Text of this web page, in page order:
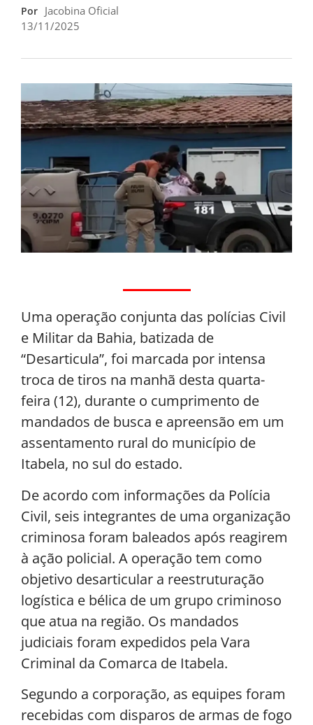
Por Jacobina Oficial
13/11/2025
Uma operação conjunta das polícias Civil
e Militar da Bahia, batizada de
“Desarticula”, foi marcada por intensa
troca de tiros na manhã desta quarta-
feira (12), durante o cumprimento de
mandados de busca e apreensão em um
assentamento rural do município de
Itabela, no sul do estado.
De acordo com informações da Polícia
Civil, seis integrantes de uma organização
criminosa foram baleados após reagirem
à ação policial. A operação tem como
objetivo desarticular a reestruturação
logística e bélica de um grupo criminoso
que atua na região. Os mandados
judiciais foram expedidos pela Vara
Criminal da Comarca de Itabela.
Segundo a corporação, as equipes foram
recebidas com disparos de armas de fogo